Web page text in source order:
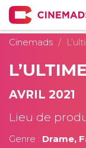
Cinemads
AVRIL 2021
Lieu de
Genre : Drame,